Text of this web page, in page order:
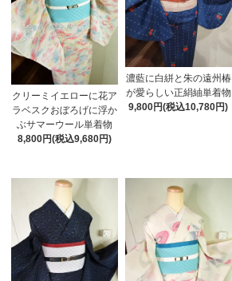
クリーミイエローに花ア
ラベスクおぼろげに浮か
ぶサマーウール単着物
8,800円(税込9,680円)
濃藍に白絣と朱の遠州椿
が愛らしい正絹紬単着物
9,800円(税込10,780円)